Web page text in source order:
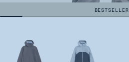
BESTSELLER